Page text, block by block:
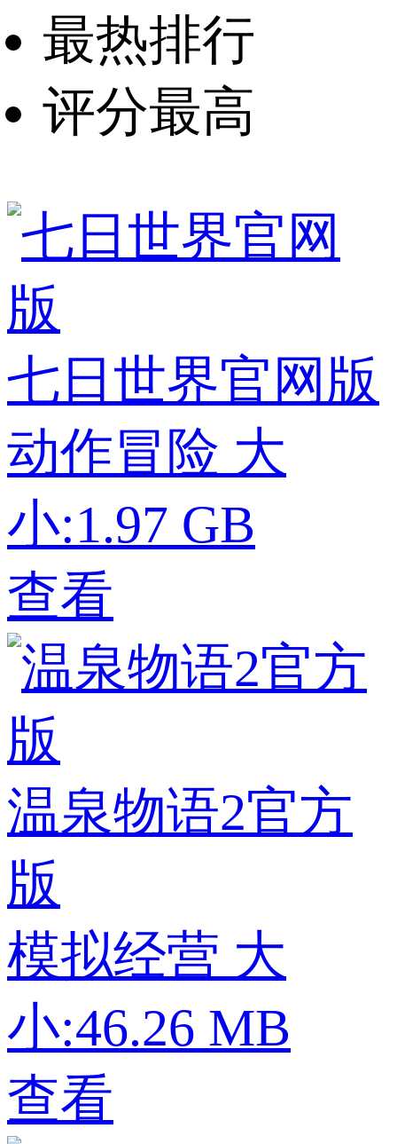
最热排行
评分最高
七日世界官网版
动作冒险 大
小:1.97 GB
查看
温泉物语2官方
版
模拟经营 大
小:46.26 MB
查看